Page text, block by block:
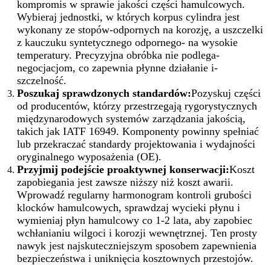
kompromis w sprawie jakości części hamulcowych.
Wybieraj jednostki, w których korpus cylindra jest
wykonany ze stopów-odpornych na korozję, a uszczelki
z kauczuku syntetycznego odpornego- na wysokie
temperatury. Precyzyjna obróbka nie podlega-
negocjacjom, co zapewnia płynne działanie i-
szczelność.
Poszukaj sprawdzonych standardów:Pozyskuj części
od producentów, którzy przestrzegają rygorystycznych
międzynarodowych systemów zarządzania jakością,
takich jak IATF 16949. Komponenty powinny spełniać
lub przekraczać standardy projektowania i wydajności
oryginalnego wyposażenia (OE).
Przyjmij podejście proaktywnej konserwacji:Koszt
zapobiegania jest zawsze niższy niż koszt awarii.
Wprowadź regularny harmonogram kontroli grubości
klocków hamulcowych, sprawdzaj wycieki płynu i
wymieniaj płyn hamulcowy co 1-2 lata, aby zapobiec
wchłanianiu wilgoci i korozji wewnętrznej. Ten prosty
nawyk jest najskuteczniejszym sposobem zapewnienia
bezpieczeństwa i uniknięcia kosztownych przestojów.